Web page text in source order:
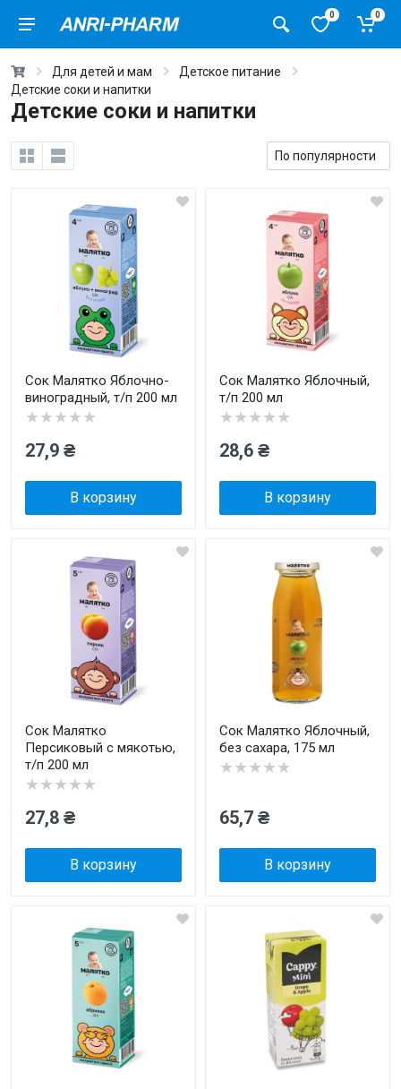
0 0
Для детей и мам
Детское питание
Детские соки и напитки
Детские соки и напитки
Сок Малятко Яблочно-
виноградный, т/п 200 мл
★★★★★
27,9 ₴
В корзину
Сок Малятко Яблочный,
т/п 200 мл
★★★★★
28,6 ₴
В корзину
Сок Малятко
Персиковый с мякотью,
т/п 200 мл
★★★★★
27,8 ₴
В корзину
Сок Малятко Яблочный,
без сахара, 175 мл
★★★★★
65,7 ₴
В корзину